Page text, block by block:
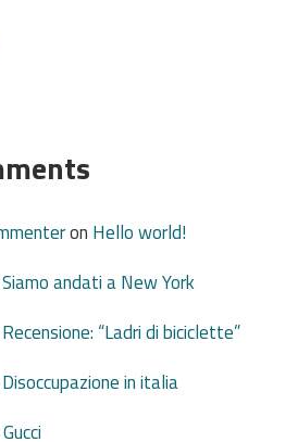
on Hello world!
Siamo andati a New York
Recensione: “Ladri di biciclette”
Disoccupazione in italia
Gucci